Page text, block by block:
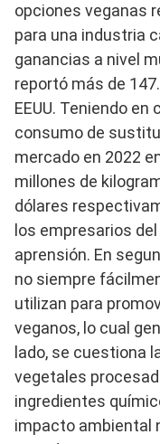
opciones veganas
para una industria
ganancias a nivel
reportó más de
EEUU. Teniendo
consumo de
mercado en 2022
millones de
dólares
los empresarios
aprensión. En
no siempre
utilizan para
veganos, lo cual
lado, se cuestiona
vegetales
ingredientes
impacto ambiental